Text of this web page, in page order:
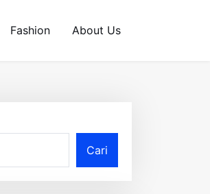
Fashion About Us
Cari